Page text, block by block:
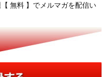
無料 】でメルマガを配信い